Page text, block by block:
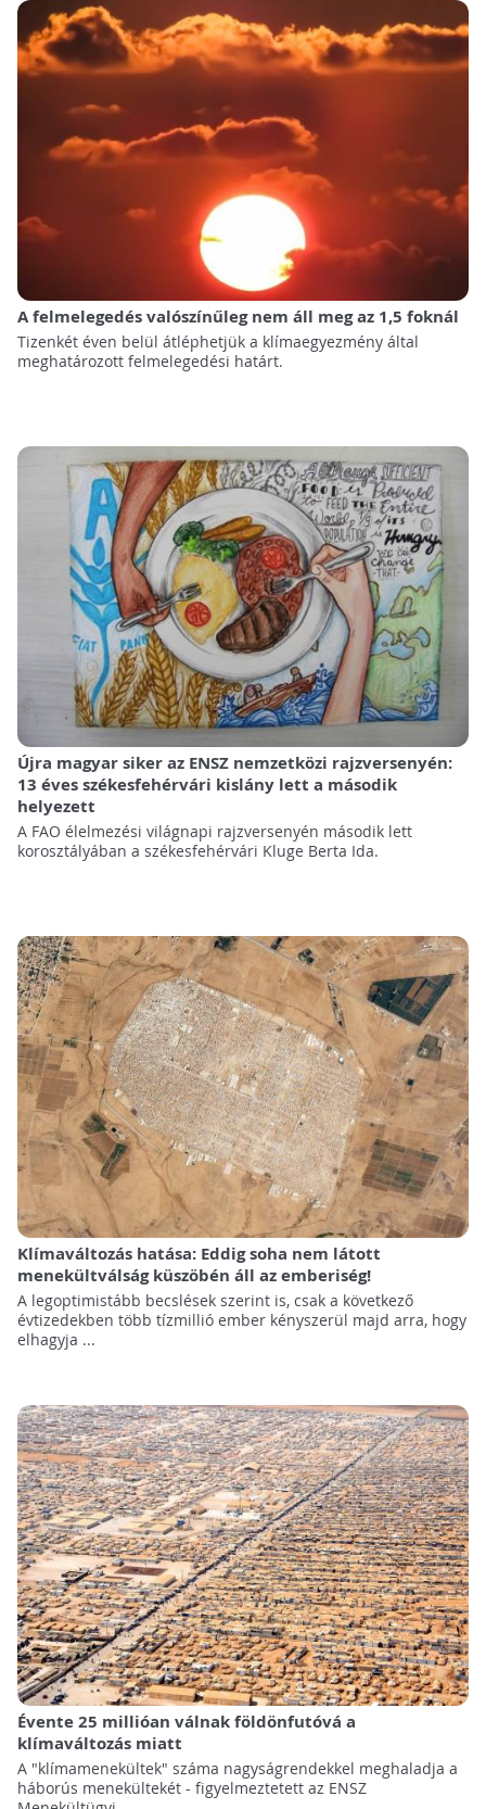
A felmelegedés valószínűleg nem áll meg az 1,5 foknál
Tizenkét éven belül átléphetjük a klímaegyezmény által
meghatározott felmelegedési határt.
Újra magyar siker az ENSZ nemzetközi rajzversenyén:
13 éves székesfehérvári kislány lett a második
helyezett
A FAO élelmezési világnapi rajzversenyén második lett
korosztályában a székesfehérvári Kluge Berta Ida.
Klímaváltozás hatása: Eddig soha nem látott
menekültválság küszöbén áll az emberiség!
A legoptimistább becslések szerint is, csak a következő
évtizedekben több tízmillió ember kényszerül majd arra, hogy
elhagyja ...
Évente 25 millióan válnak földönfutóvá a
klímaváltozás miatt
A "klímamenekültek" száma nagyságrendekkel meghaladja a
háborús menekültekét - figyelmeztetett az ENSZ